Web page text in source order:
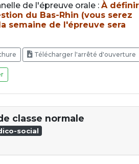
de l'épreuve orale : À définir
du Bas-Rhin (vous serez
semaine de l'épreuve sera
Télécharger l'arrêté d'ouverture
classe normale
social